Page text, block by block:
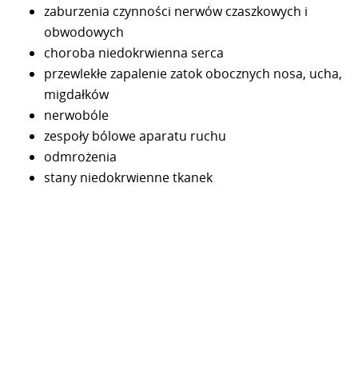
zaburzenia czynności nerwów czaszkowych i
obwodowych
choroba niedokrwienna serca
przewlekłe zapalenie zatok obocznych nosa, ucha,
migdałków
nerwobóle
zespoły bólowe aparatu ruchu
odmrożenia
stany niedokrwienne tkanek